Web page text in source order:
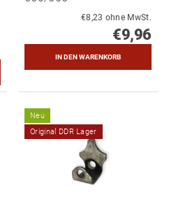
€8,23 ohne MwSt.
€9,96
Neu
Original DDR Lager